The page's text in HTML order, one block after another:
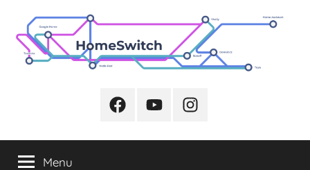
treści
FacebookYoutubeInstagram
Menu